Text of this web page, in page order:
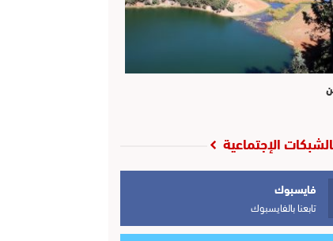
الإجتماعية
فايسبوك
تابعنا بالفايسبوك